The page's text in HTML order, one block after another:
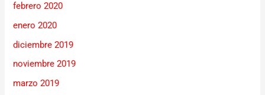
febrero 2020
enero 2020
diciembre 2019
noviembre 2019
marzo 2019